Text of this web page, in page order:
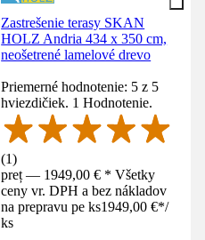
Zastrešenie terasy SKAN
HOLZ Andria 434 x 350 cm,
neošetrené lamelové drevo
Priemerné hodnotenie: 5 z 5
hviezdičiek. 1 Hodnotenie.
(1)
preț — 1949,00 € * Všetky
ceny vr. DPH a bez nákladov
na prepravu pe ks1949,00 €*/
ks